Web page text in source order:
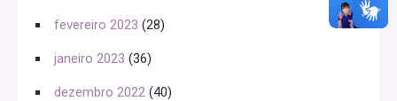
fevereiro 2023 (28)
janeiro 2023 (36)
dezembro 2022 (40)